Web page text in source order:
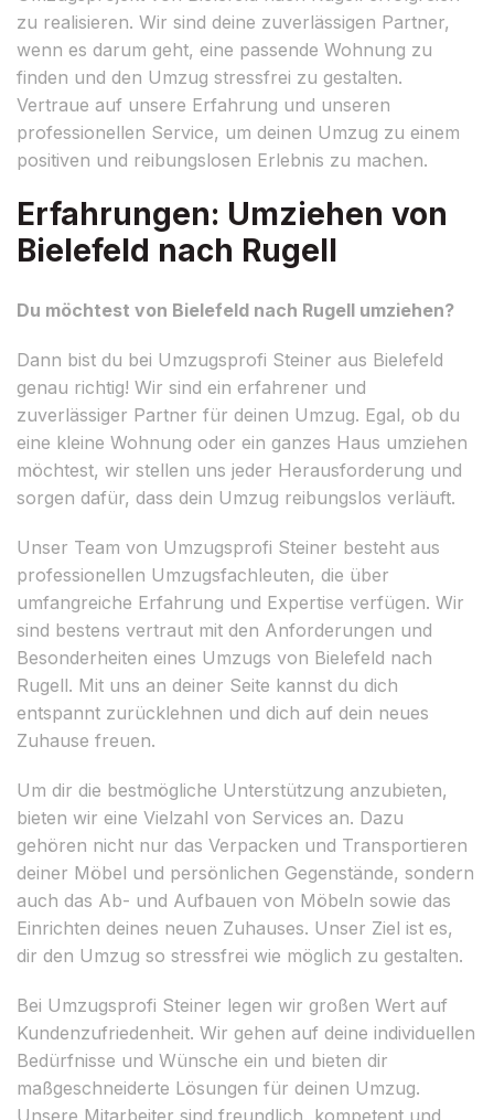
zu realisieren. Wir sind deine zuverlässigen Partner,
wenn es darum geht, eine passende Wohnung zu
finden und den Umzug stressfrei zu gestalten.
Vertraue auf unsere Erfahrung und unseren
professionellen Service, um deinen Umzug zu einem
positiven und reibungslosen Erlebnis zu machen.
Erfahrungen: Umziehen von
Bielefeld nach Rugell
Du möchtest von Bielefeld nach Rugell umziehen?
Dann bist du bei Umzugsprofi Steiner aus Bielefeld
genau richtig! Wir sind ein erfahrener und
zuverlässiger Partner für deinen Umzug. Egal, ob du
eine kleine Wohnung oder ein ganzes Haus umziehen
möchtest, wir stellen uns jeder Herausforderung und
sorgen dafür, dass dein Umzug reibungslos verläuft.
Unser Team von Umzugsprofi Steiner besteht aus
professionellen Umzugsfachleuten, die über
umfangreiche Erfahrung und Expertise verfügen. Wir
sind bestens vertraut mit den Anforderungen und
Besonderheiten eines Umzugs von Bielefeld nach
Rugell. Mit uns an deiner Seite kannst du dich
entspannt zurücklehnen und dich auf dein neues
Zuhause freuen.
Um dir die bestmögliche Unterstützung anzubieten,
bieten wir eine Vielzahl von Services an. Dazu
gehören nicht nur das Verpacken und Transportieren
deiner Möbel und persönlichen Gegenstände, sondern
auch das Ab- und Aufbauen von Möbeln sowie das
Einrichten deines neuen Zuhauses. Unser Ziel ist es,
dir den Umzug so stressfrei wie möglich zu gestalten.
Bei Umzugsprofi Steiner legen wir großen Wert auf
Kundenzufriedenheit. Wir gehen auf deine individuellen
Bedürfnisse und Wünsche ein und bieten dir
maßgeschneiderte Lösungen für deinen Umzug.
Unsere Mitarbeiter sind freundlich, kompetent und